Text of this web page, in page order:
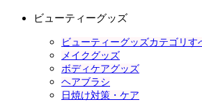
ビューティーグッズ
ビューティーグッズカテゴリす
メイクグッズ
ボディケアグッズ
ヘアブラシ
日焼け対策・ケア